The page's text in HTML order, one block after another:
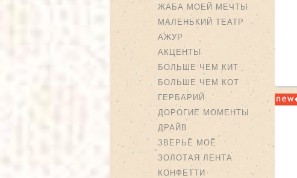
ЖАБА МОЕЙ МЕЧТЫ
МАЛЕНЬКИЙ ТЕАТР
АЖУР
АКЦЕНТЫ
БОЛЬШЕ ЧЕМ КИТ
БОЛЬШЕ ЧЕМ КОТ
ГЕРБАРИЙ
ДОРОГИЕ МОМЕНТЫ
ДРАЙВ
ЗВЕРЬЁ МОЁ
ЗОЛОТАЯ ЛЕНТА
КОНФЕТТИ